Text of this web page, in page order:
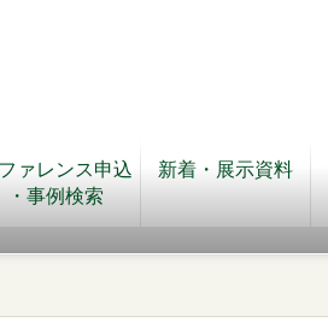
ァレンス申込
・事例検索
新着・展示資料